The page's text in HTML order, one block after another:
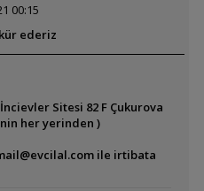
00:15
ederiz
Sitesi 82 F Çukurova
her yerinden )
ile irtibata